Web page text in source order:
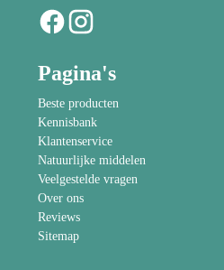
Pagina's
Beste producten
Kennisbank
Klantenservice
Natuurlijke middelen
Veelgestelde vragen
Over ons
Reviews
Sitemap